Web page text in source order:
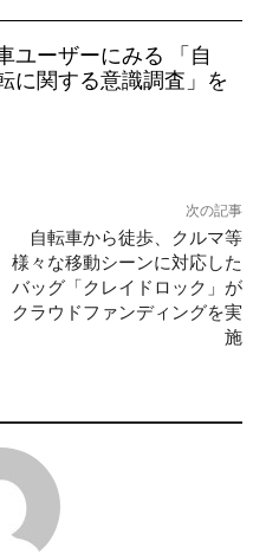
ーザーにみる 「自
に関する意識調査」を
次の記事
自転車から徒歩、クルマ等
様々な移動シーンに対応した
バッグ「クレイドロック」が
クラウドファンディングを実
施